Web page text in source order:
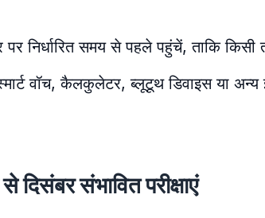
पर निर्धारित समय से पहले पहुंचें, ताकि
वॉच, कैलकुलेटर, ब्लूटूथ डिवाइस या
संभावित परीक्षाएं